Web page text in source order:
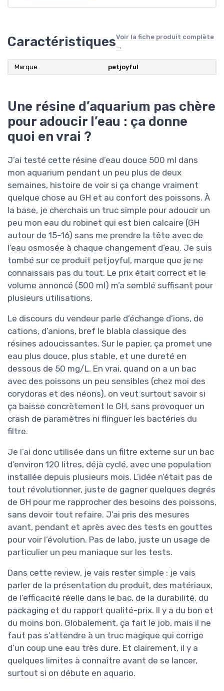
CaractéristiquesVoir la fiche produit complète
→
Marque petjoyful
Une résine d’aquarium pas chère
pour adoucir l’eau : ça donne
quoi en vrai ?
J’ai testé cette résine d’eau douce 500 ml dans
mon aquarium pendant un peu plus de deux
semaines, histoire de voir si ça change vraiment
quelque chose au GH et au confort des poissons. À
la base, je cherchais un truc simple pour adoucir un
peu mon eau du robinet qui est bien calcaire (GH
autour de 15–16) sans me prendre la tête avec de
l’eau osmosée à chaque changement d’eau. Je suis
tombé sur ce produit petjoyful, marque que je ne
connaissais pas du tout. Le prix était correct et le
volume annoncé (500 ml) m’a semblé suffisant pour
plusieurs utilisations.
Le discours du vendeur parle d’échange d’ions, de
cations, d’anions, bref le blabla classique des
résines adoucissantes. Sur le papier, ça promet une
eau plus douce, plus stable, et une dureté en
dessous de 50 mg/L. En vrai, quand on a un bac
avec des poissons un peu sensibles (chez moi des
corydoras et des néons), on veut surtout savoir si
ça baisse concrètement le GH, sans provoquer un
crash de paramètres ni flinguer les bactéries du
filtre.
Je l’ai donc utilisée dans un filtre externe sur un bac
d’environ 120 litres, déjà cyclé, avec une population
installée depuis plusieurs mois. L’idée n’était pas de
tout révolutionner, juste de gagner quelques degrés
de GH pour me rapprocher des besoins des poissons,
sans devoir tout refaire. J’ai pris des mesures
avant, pendant et après avec des tests en gouttes
pour voir l’évolution. Pas de labo, juste un usage de
particulier un peu maniaque sur les tests.
Dans cette review, je vais rester simple : je vais
parler de la présentation du produit, des matériaux,
de l’efficacité réelle dans le bac, de la durabilité, du
packaging et du rapport qualité-prix. Il y a du bon et
du moins bon. Globalement, ça fait le job, mais il ne
faut pas s’attendre à un truc magique qui corrige
d’un coup une eau très dure. Et clairement, il y a
quelques limites à connaître avant de se lancer,
surtout si on débute en aquario.